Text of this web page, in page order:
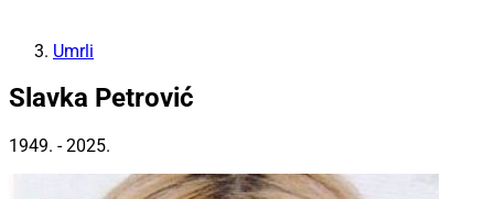
Umrli
Slavka Petrović
1949. - 2025.